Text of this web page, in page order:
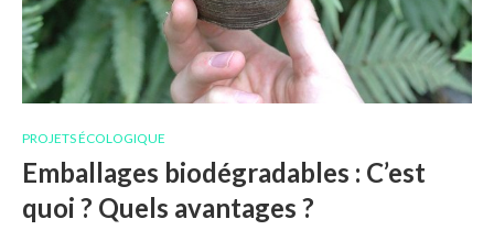
PROJETS ÉCOLOGIQUE
Emballages biodégradables : C’est
quoi ? Quels avantages ?